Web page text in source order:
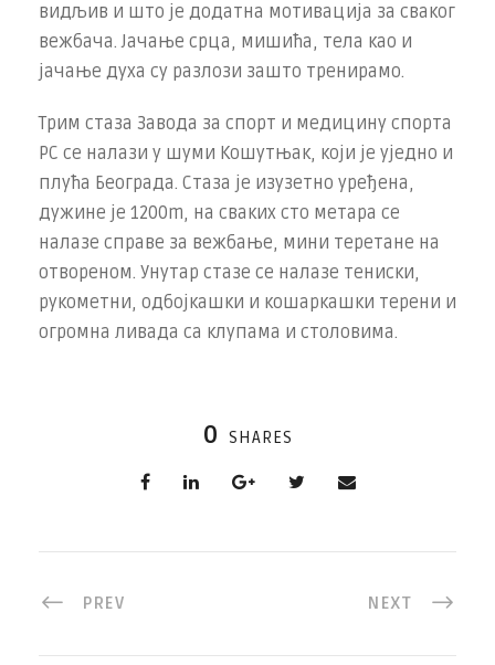
видљив и што је додатна мотивација за сваког
вежбача. Јачање срца, мишића, тела као и
јачање духа су разлози зашто тренирамо.
Трим стаза Завода за спорт и медицину спорта
РС се налази у шуми Кошутњак, који је уједно и
плућа Београда. Стаза је изузетно уређена,
дужине је 1200m, на сваких сто метара се
налазе справе за вежбање, мини теретане на
отвореном. Унутар стазе се налазе тениски,
рукометни, одбојкашки и кошаркашки терени и
огромна ливада са клупама и столовима.
0 SHARES
PREV NEXT